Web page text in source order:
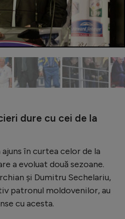
dure cu cei de la
ajuns în curtea celor de la
a evoluat două sezoane.
și Dumitru Sechelariu,
patronul moldovenilor, au
cu acesta.